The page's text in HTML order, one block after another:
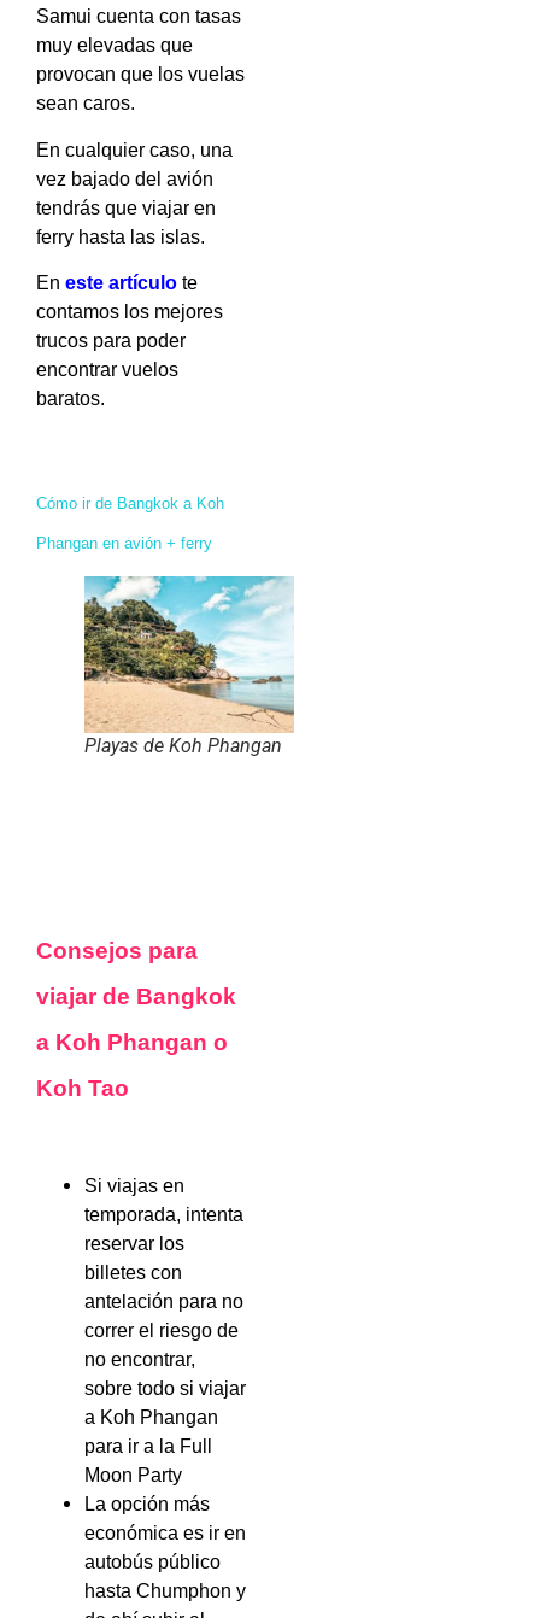
Samui cuenta con tasas
muy elevadas que
provocan que los vuelas
sean caros.
En cualquier caso, una
vez bajado del avión
tendrás que viajar en
ferry hasta las islas.
En este artículo te
contamos los mejores
trucos para poder
encontrar vuelos
baratos.
Cómo ir de Bangkok a Koh
Phangan en avión + ferry
Playas de Koh Phangan
Consejos para
viajar de Bangkok
a Koh Phangan o
Koh Tao
Si viajas en
temporada, intenta
reservar los
billetes con
antelación para no
correr el riesgo de
no encontrar,
sobre todo si viajar
a Koh Phangan
para ir a la Full
Moon Party
La opción más
económica es ir en
autobús público
hasta Chumphon y